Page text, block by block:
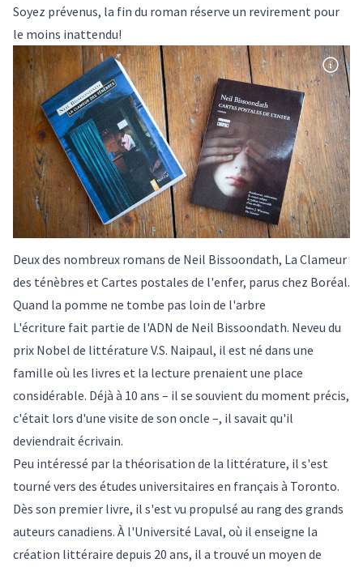
Soyez prévenus, la fin du roman réserve un revirement pour
le moins inattendu!
Deux des nombreux romans de Neil Bissoondath, La Clameur
des ténèbres et Cartes postales de l'enfer, parus chez Boréal.
Quand la pomme ne tombe pas loin de l'arbre
L'écriture fait partie de l'ADN de Neil Bissoondath. Neveu du
prix Nobel de littérature V.S. Naipaul, il est né dans une
famille où les livres et la lecture prenaient une place
considérable. Déjà à 10 ans – il se souvient du moment précis,
c'était lors d'une visite de son oncle –, il savait qu'il
deviendrait écrivain.
Peu intéressé par la théorisation de la littérature, il s'est
tourné vers des études universitaires en français à Toronto.
Dès son premier livre, il s'est vu propulsé au rang des grands
auteurs canadiens. À l'Université Laval, où il enseigne la
création littéraire depuis 20 ans, il a trouvé un moyen de